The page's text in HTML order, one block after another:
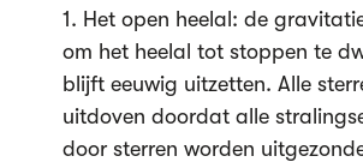
1. Het open heelal: de
om het heelal tot stoppen te
blijft eeuwig uitzetten. Alle
uitdoven doordat alle
door sterren worden